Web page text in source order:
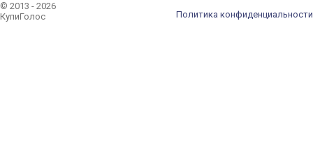
© 2013 - 2026
КупиГолос
Политика конфиденциальности